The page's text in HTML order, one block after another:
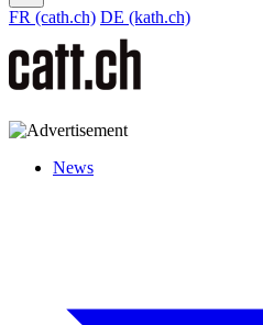
FR (cath.ch) DE (kath.ch)
News